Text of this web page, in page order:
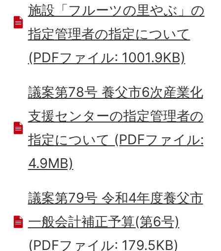
施設「フルーツの里やぶ」の
指定管理者の指定について
(PDFファイル: 1001.9KB)
議案第78号 養父市6次産業化
支援センターの指定管理者の
指定について (PDFファイル:
4.9MB)
議案第79号 令和4年度養父市
一般会計補正予算(第6号)
(PDFファイル: 179.5KB)